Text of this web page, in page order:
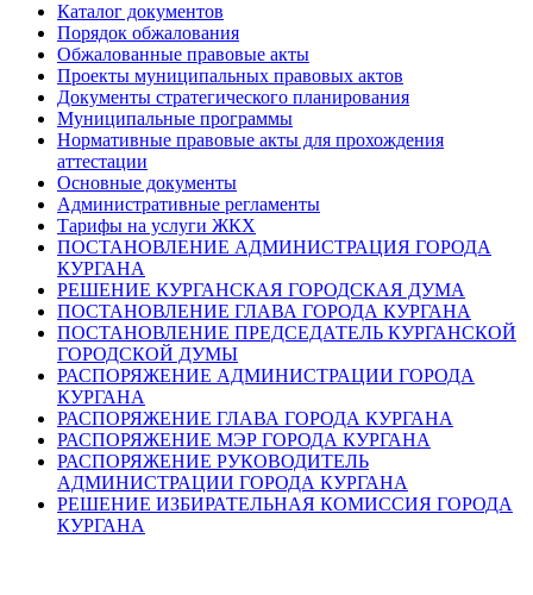
Каталог документов
Порядок обжалования
Обжалованные правовые акты
Проекты муниципальных правовых актов
Документы стратегического планирования
Муниципальные программы
Нормативные правовые акты для прохождения
аттестации
Основные документы
Административные регламенты
Тарифы на услуги ЖКХ
ПОСТАНОВЛЕНИЕ АДМИНИСТРАЦИЯ ГОРОДА
КУРГАНА
РЕШЕНИЕ КУРГАНСКАЯ ГОРОДСКАЯ ДУМА
ПОСТАНОВЛЕНИЕ ГЛАВА ГОРОДА КУРГАНА
ПОСТАНОВЛЕНИЕ ПРЕДСЕДАТЕЛЬ КУРГАНСКОЙ
ГОРОДСКОЙ ДУМЫ
РАСПОРЯЖЕНИЕ АДМИНИСТРАЦИИ ГОРОДА
КУРГАНА
РАСПОРЯЖЕНИЕ ГЛАВА ГОРОДА КУРГАНА
РАСПОРЯЖЕНИЕ МЭР ГОРОДА КУРГАНА
РАСПОРЯЖЕНИЕ РУКОВОДИТЕЛЬ
АДМИНИСТРАЦИИ ГОРОДА КУРГАНА
РЕШЕНИЕ ИЗБИРАТЕЛЬНАЯ КОМИССИЯ ГОРОДА
КУРГАНА